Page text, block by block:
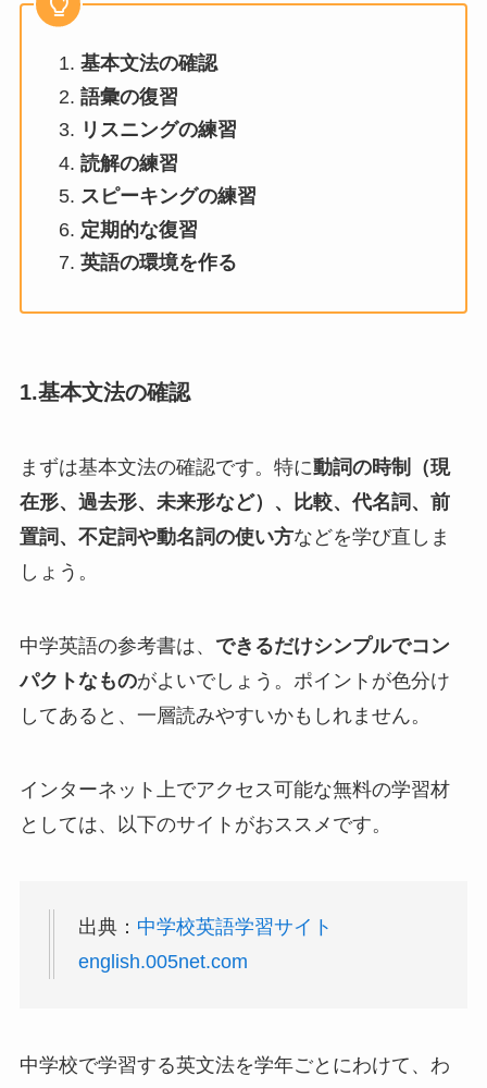
基本文法の確認
語彙の復習
リスニングの練習
読解の練習
スピーキングの練習
定期的な復習
英語の環境を作る
1.基本文法の確認
まずは基本文法の確認です。特に動詞の時制（現
在形、過去形、未来形など）、比較、代名詞、前
置詞、不定詞や動名詞の使い方などを学び直しま
しょう。
中学英語の参考書は、 できるだけシンプルでコン
パクトなものがよいでしょう。ポイントが色分け
してあると、一層読みやすいかもしれません。
インターネット上でアクセス可能な無料の学習材
としては、以下のサイトがおススメです。
出典： 中学校英語学習サイト
english.005net.com
中学校で学習する英文法を学年ごとにわけて、わ